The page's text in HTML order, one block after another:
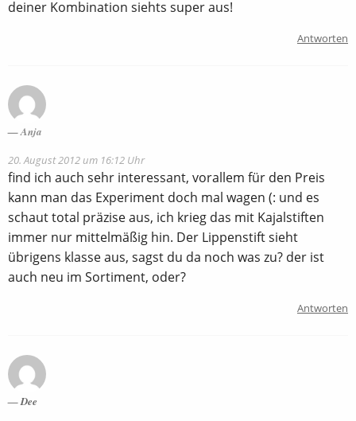
deiner Kombination siehts super aus!
Antworten
Anja
20. August 2012 um 16:12 Uhr
find ich auch sehr interessant, vorallem für den Preis
kann man das Experiment doch mal wagen (: und es
schaut total präzise aus, ich krieg das mit Kajalstiften
immer nur mittelmäßig hin. Der Lippenstift sieht
übrigens klasse aus, sagst du da noch was zu? der ist
auch neu im Sortiment, oder?
Antworten
Dee